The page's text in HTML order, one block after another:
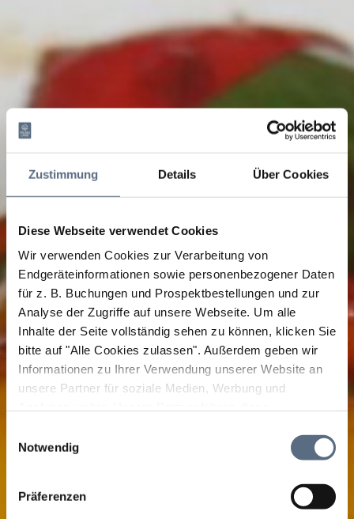
Zustimmung Details Über Cookies
Diese Webseite verwendet Cookies
Wir verwenden Cookies zur Verarbeitung von
Endgeräteinformationen sowie personenbezogener Daten
für z. B. Buchungen und Prospektbestellungen und zur
Analyse der Zugriffe auf unsere Webseite. Um alle
Inhalte der Seite vollständig sehen zu können, klicken Sie
bitte auf "Alle Cookies zulassen". Außerdem geben wir
Informationen zu Ihrer Verwendung unserer Website an
unsere Partner für soziale Medien, Werbung und
zusammen, die Sie ihnen bereitgestellt haben oder die
sie im Rahmen Ihrer Nutzung der Dienste gesammelt
Notwendig
Präferenzen